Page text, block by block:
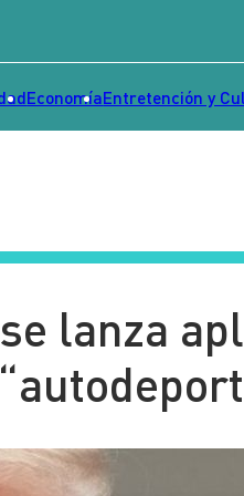
EconomíaEntretención y
lanza